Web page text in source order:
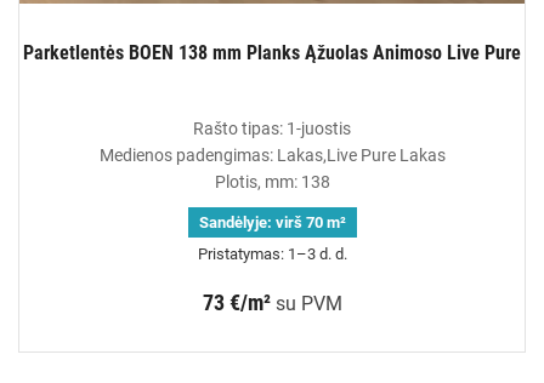
Parketlentės BOEN 138 mm Planks Ąžuolas Animoso Live Pure
Rašto tipas: 1-juostis
Medienos padengimas: Lakas,Live Pure Lakas
Plotis, mm: 138
Sandėlyje: virš 70 m²
Pristatymas: 1–3 d. d.
73 €/m² su PVM